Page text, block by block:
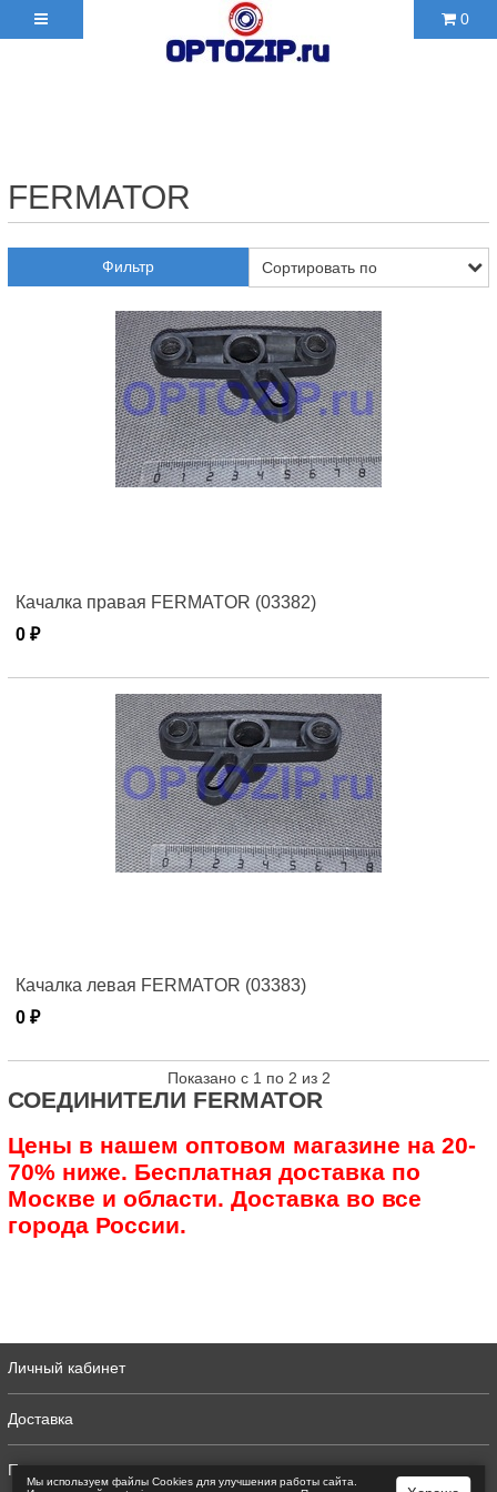
0
FERMATOR
Фильтр
Качалка правая FERMATOR (03382)
0 ₽
Качалка левая FERMATOR (03383)
0 ₽
Показано с 1 по 2 из 2
СОЕДИНИТЕЛИ FERMATOR
Цены в нашем оптовом магазине на 20-
70% ниже. Бесплатная доставка по
Москве и области. Доставка во все
города России.
Личный кабинет
Доставка
Полная версия
Мы используем файлы Сookies для улучшения работы сайта.